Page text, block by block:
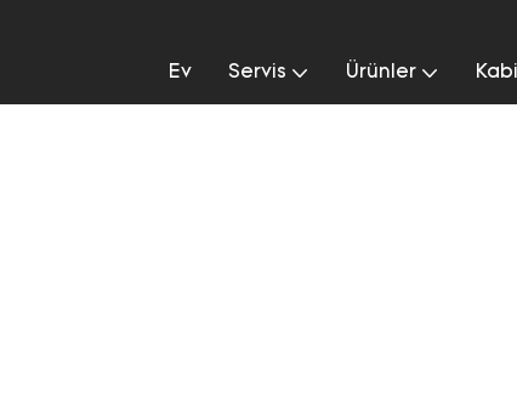
Ev Servis Ürünler